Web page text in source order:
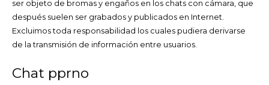
ser objeto de bromas y engaños en los chats con cámara, que
después suelen ser grabados y publicados en Internet.
Excluimos toda responsabilidad los cuales pudiera derivarse
de la transmisión de información entre usuarios.
Chat pprno